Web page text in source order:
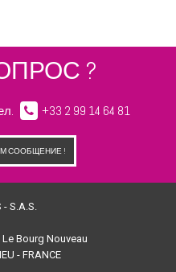
?
+33 2 99 14 64 81
СООБЩЕНИЕ !
- S.A.S.
Bourg Nouveau
- FRANCE